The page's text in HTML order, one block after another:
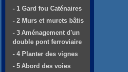
- 1 Gard fou Caténaires
- 2 Murs et murets bâtis
- 3 Aménagement d'un
double pont ferroviaire
- 4 Planter des vignes
- 5 Abord des voies